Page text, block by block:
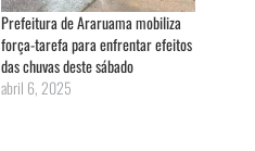
Prefeitura de Araruama mobiliza
força-tarefa para enfrentar efeitos
das chuvas deste sábado
abril 6, 2025